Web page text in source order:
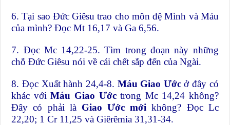
6. Tại sao Đức Giêsu trao cho môn đệ Mình và Máu
của mình? Đọc Mt 16,17 và Ga 6,56.
7. Đọc Mc 14,22-25. Tìm trong đoạn này những
chỗ Đức Giêsu nói về cái chết sắp đến của Ngài.
8. Đọc Xuất hành 24,4-8. Máu Giao Ướcở đây có
khác vớiMáu Giao Ướctrong Mc 14,24 không?
Đây có phải là Giao Ước mới không? Đọc Lc
22,20; 1 Cr 11,25 và Giêrêmia 31,31-34.